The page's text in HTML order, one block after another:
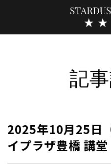
記
2025年10月25日
イプラザ豊橋 講堂